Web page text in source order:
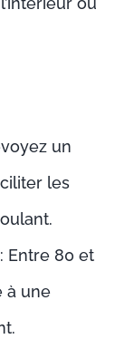
un
les
Entre 80 et
à une